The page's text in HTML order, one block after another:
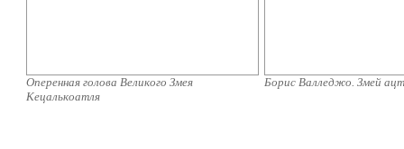
Оперенная голова Великого Змея
Кецалькоатля
Борис Валледжо. Змей